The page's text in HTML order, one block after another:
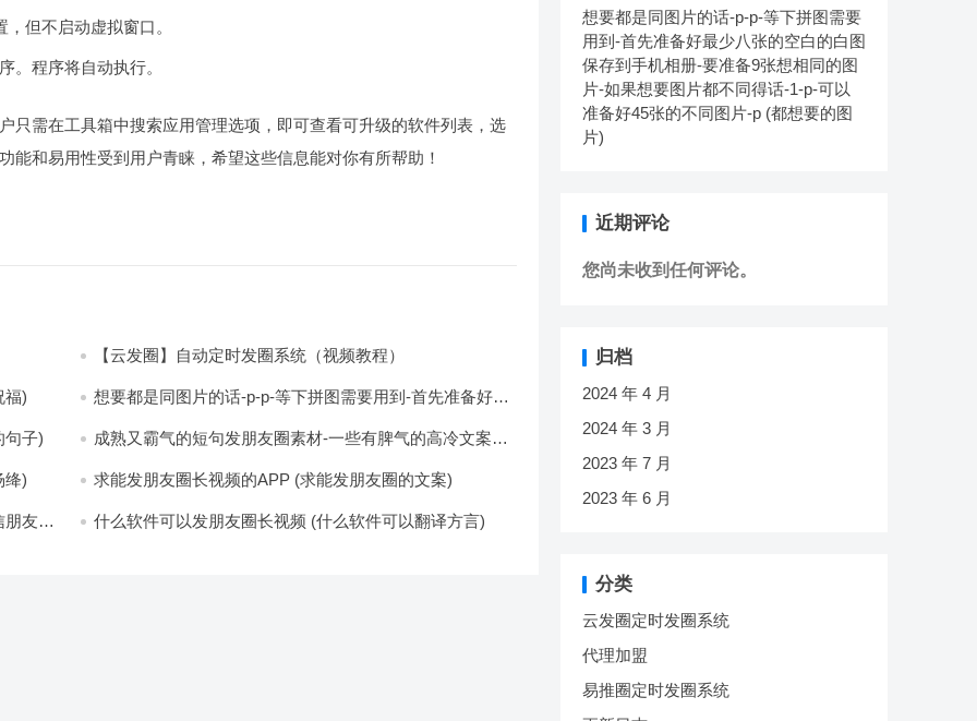
但不启动虚拟窗口。
。程序将自动执行。
只需在工具箱中搜索应用管理选项，即可查看可升级的软件列表，选
和易用性受到用户青睐，希望这些信息能对你有所帮助！
【云发圈】自动定时发圈系统（视频教程）
福)
想要都是同图片的话-p-p-等下拼图需要用到-首先准备好最
片-如果想要图片都不同得话-1-p-可以准备好45张的不同图
句子)
成熟又霸气的短句发朋友圈素材-一些有脾气的高冷文案
绛)
求能发朋友圈长视频的APP (求能发朋友圈的文案)
友圈
什么软件可以发朋友圈长视频 (什么软件可以翻译方言)
想要都是同图片的话-p-p-等下拼图需要
用到-首先准备好最少八张的空白的白图
保存到手机相册-要准备9张想相同的图
片-如果想要图片都不同得话-1-p-可以
准备好45张的不同图片-p (都想要的图
片)
近期评论
您尚未收到任何评论。
归档
2024 年 4 月
2024 年 3 月
2023 年 7 月
2023 年 6 月
分类
云发圈定时发圈系统
代理加盟
易推圈定时发圈系统